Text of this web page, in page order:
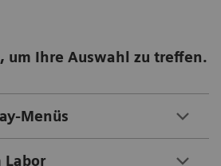
um Ihre Auswahl zu treffen.
Menüs
Labor